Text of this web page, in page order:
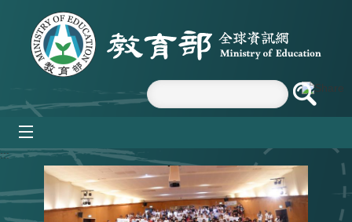
跳到主要內容區塊
:::